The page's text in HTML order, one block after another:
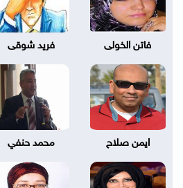
فاتن الخولى فريد شوقى
ايمن صلاح محمد حنفي